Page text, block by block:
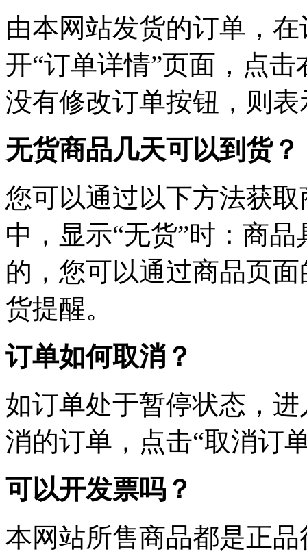
由本网站发货的订单，
开“订单详情”页面，点
没有修改订单按钮，则
无货商品几天可以到货？
您可以通过以下方法获
中，显示“无货”时：商
的，您可以通过商品页
货提醒。
订单如何取消？
如订单处于暂停状态，
消的订单，点击“取消订
可以开发票吗？
本网站所售商品都是正